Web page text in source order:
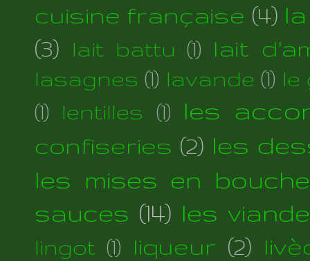
cuisine française (4)
(3)
lait battu (1) lait
lasagnes (1) lavande (1) le
(1)
lentilles (1) les
confiseries (2) les
les mises en bouche
sauces (14) les
lingot (1) liqueur (2)